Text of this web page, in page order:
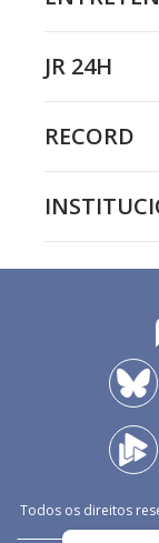
JR 24H
RECORD
Todos os direitos